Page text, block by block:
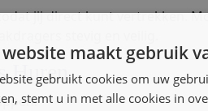
jij direct kunt vertrekken.
stevig en veilig.
Huren
website maakt gebruik
gebruikt cookies om uw
stemt u in met alle cookies in